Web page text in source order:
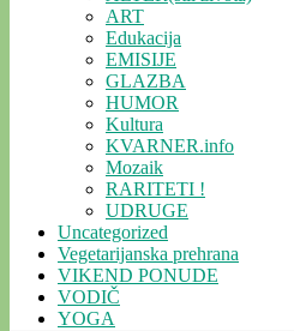
ART
Edukacija
EMISIJE
GLAZBA
HUMOR
Kultura
KVARNER.info
Mozaik
RARITETI !
UDRUGE
Uncategorized
Vegetarijanska prehrana
VIKEND PONUDE
VODIČ
YOGA